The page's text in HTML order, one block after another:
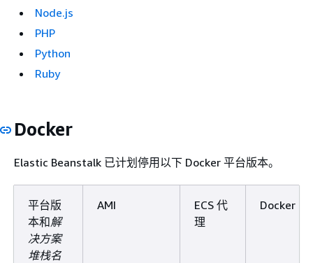
Node.js
PHP
Python
Ruby
Docker
Elastic Beanstalk 已计划停用以下 Docker 平台版本。
平台版
本和解
决方案
堆栈名
AMI
ECS 代
理
Docker